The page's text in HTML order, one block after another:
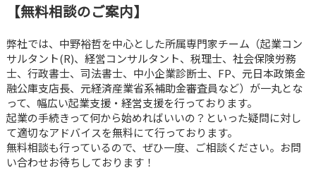
【無料相談のご案内】
弊社では、中野裕哲を中心とした所属専門家チーム（起業コン
サルタント(R)、経営コンサルタント、税理士、社会保険労務
士、行政書士、司法書士、中小企業診断士、FP、元日本政策金
融公庫支店長、元経済産業省系補助金審査員など）が一丸とな
って、幅広い起業支援・経営支援を行っております。
起業の手続きって何から始めればいいの？といった疑問に対し
て適切なアドバイスを無料にて行っております。
無料相談も行っているので、ぜひ一度、ご相談ください。お問
い合わせお待ちしております！